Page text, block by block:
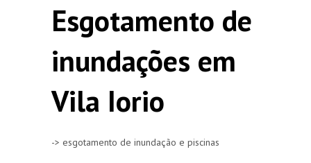
Esgotamento de
inundações em
Vila Iorio
-> esgotamento de inundação e piscinas